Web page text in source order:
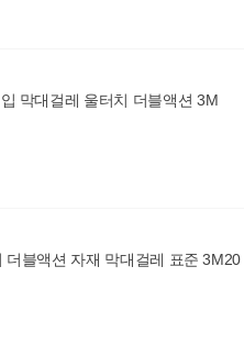
막대걸레 울터치 더블액션 3M
더블액션 자재 막대걸레 표준 3M20